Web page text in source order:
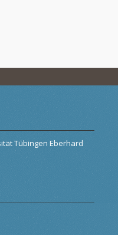
Tübingen Eberhard